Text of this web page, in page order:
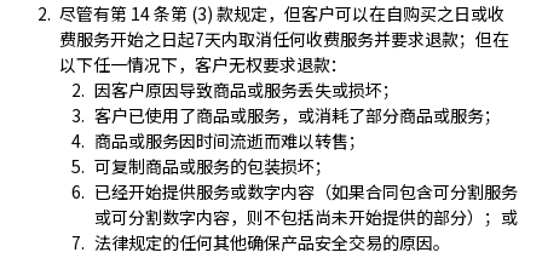
尽管有第 14 条第 (3) 款规定，但客户可以在自购买之日或收
费服务开始之日起7天内取消任何收费服务并要求退款；但在
以下任一情况下，客户无权要求退款：
因客户原因导致商品或服务丢失或损坏；
客户已使用了商品或服务，或消耗了部分商品或服务；
商品或服务因时间流逝而难以转售；
可复制商品或服务的包装损坏；
已经开始提供服务或数字内容（如果合同包含可分割服务
或可分割数字内容，则不包括尚未开始提供的部分）；或
法律规定的任何其他确保产品安全交易的原因。